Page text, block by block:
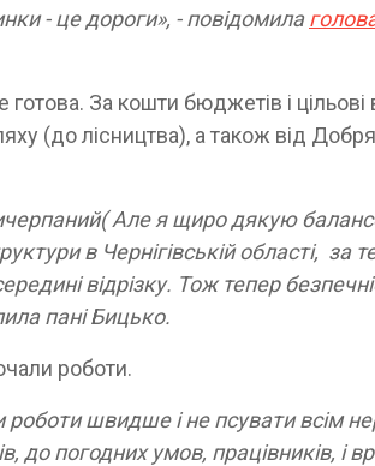
- це дороги», - повідомила
За кошти бюджетів і цільові
(до лісництва), а також від
Але я щиро дякую
в Чернігівській області, за
відрізку. Тож тепер
пані Бицько.
роботи.
роботи швидше і не псувати всім
до погодних умов, працівників, і